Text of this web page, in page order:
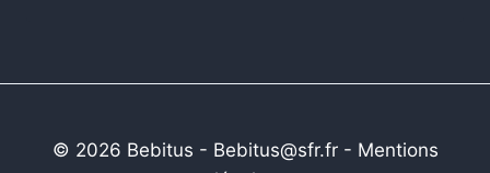
© 2026 Bebitus - Bebitus@sfr.fr - Mentions